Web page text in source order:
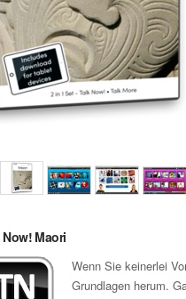
Now! Maori
Wenn Sie keinerlei
Grundlagen herum.